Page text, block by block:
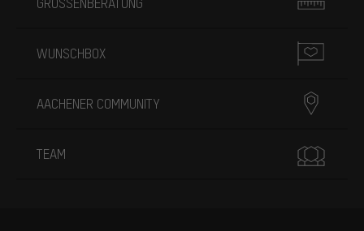
WUNSCHBOX
AACHENER COMMUNITY
TEAM